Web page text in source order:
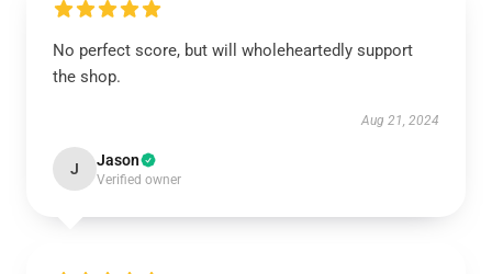
No perfect score, but will wholeheartedly support
the shop.
Aug 21, 2024
J Jason
Verified owner